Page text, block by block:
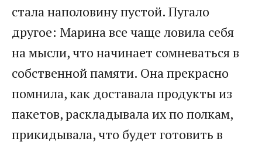
стала наполовину пустой. Пугало
другое: Марина все чаще ловила себя
на мысли, что начинает сомневаться в
собственной памяти. Она прекрасно
помнила, как доставала продукты из
пакетов, раскладывала их по полкам,
прикидывала, что будет готовить в